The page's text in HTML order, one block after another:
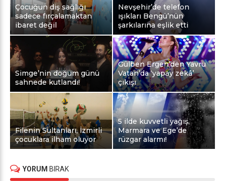
Çocuğun diş sağlığı
sadece fırçalamaktan
ibaret değil
Nevşehir’de telefon
ışıkları Bengü’nün
şarkılarına eşlik etti
Simge’nin doğum günü
sahnede kutlandı!
Gülben Ergen’den Yavru
Vatan’da ‘yapay zekâ’
çıkışı
Filenin Sultanları, İzmirli
çocuklara ilham oluyor
5 ilde kuvvetli yağış,
Marmara ve Ege’de
rüzgar alarmı!
YORUM BIRAK